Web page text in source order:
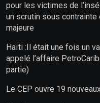
pour les victimes de
un scrutin sous
majeure
Haïti :Il était une fois un
appelé l’affaire
partie)
Le CEP ouvre 19